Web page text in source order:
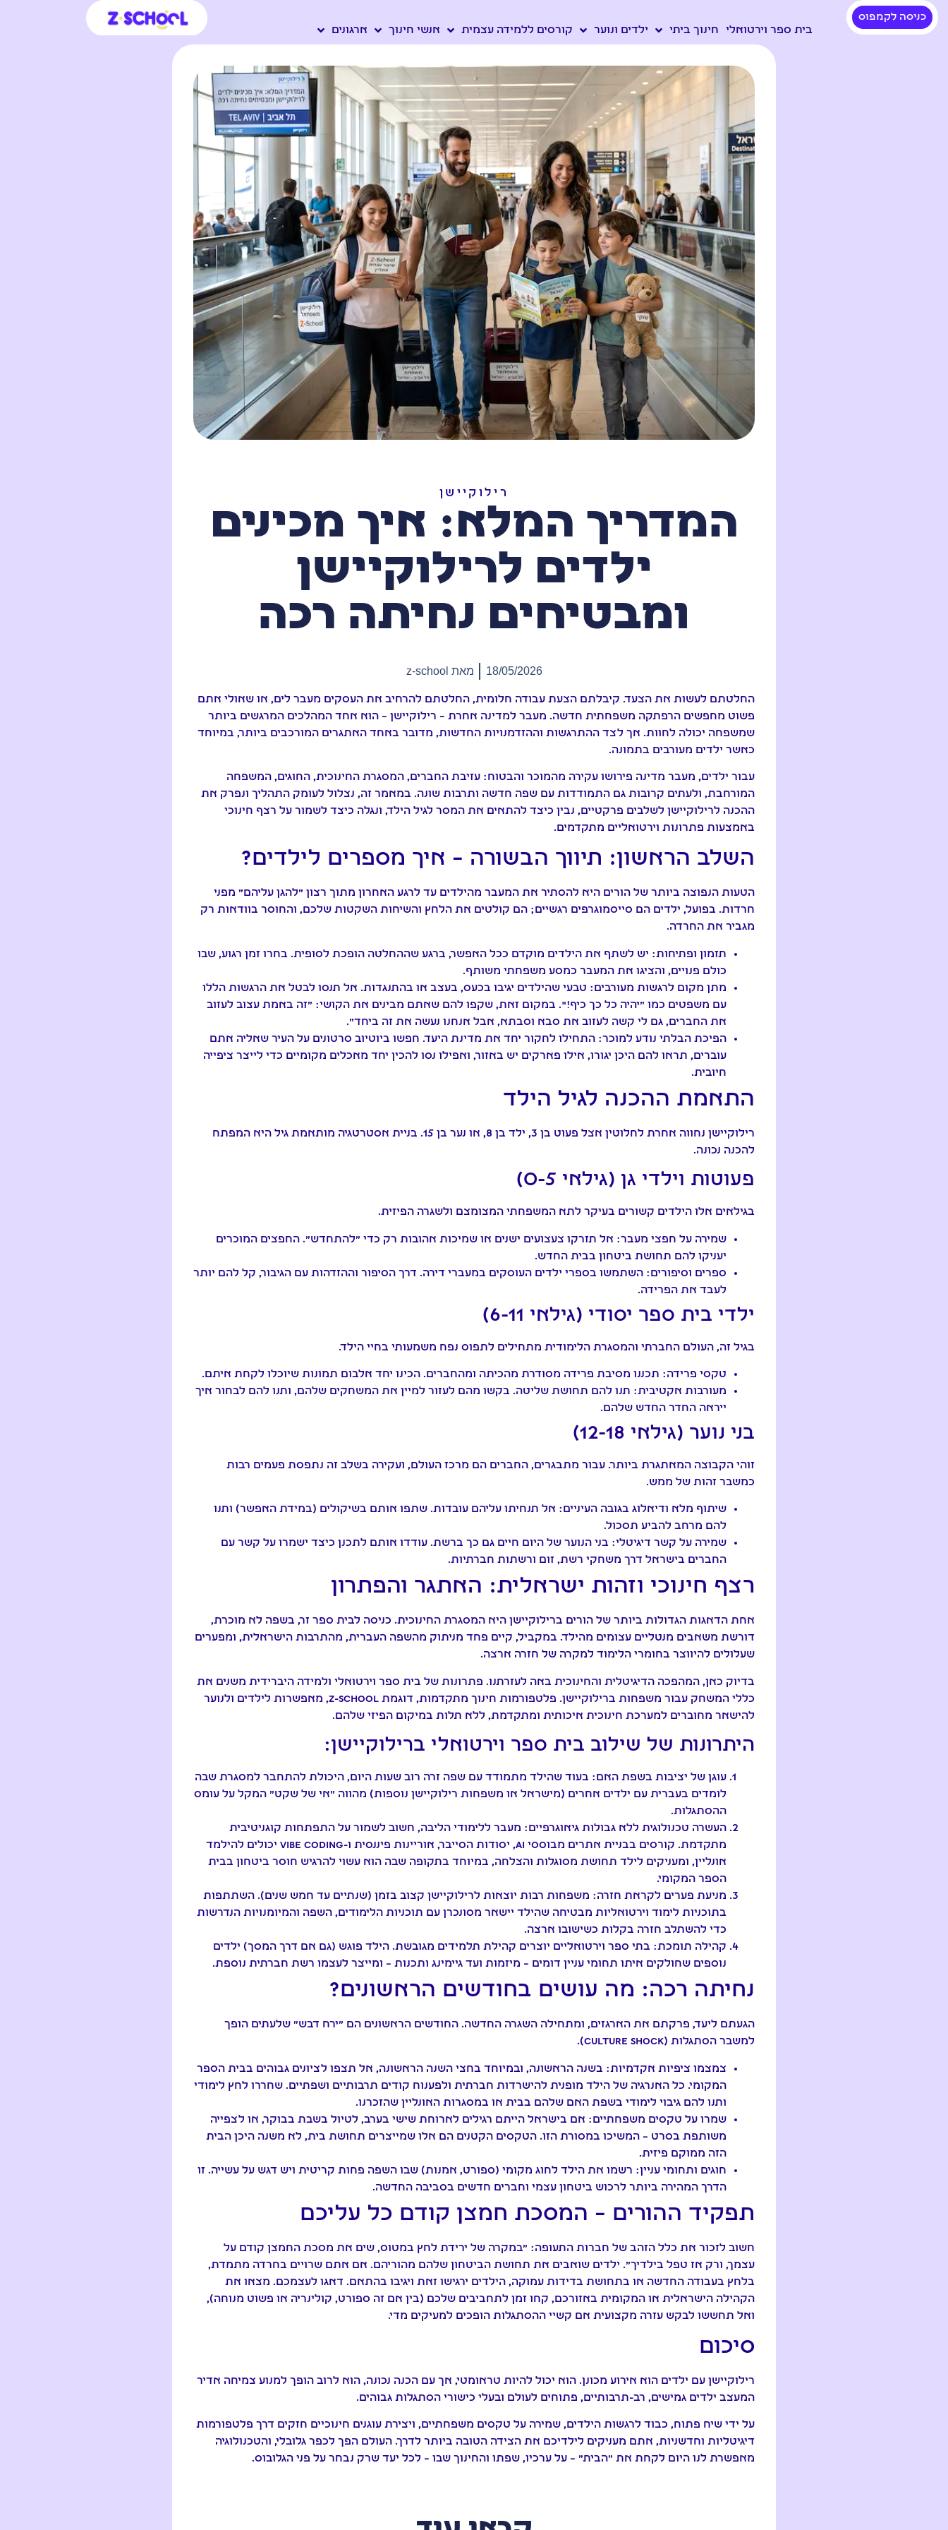
כניסה לקמפוס
בית ספר וירטואלי חינוך ביתי ילדים ונוער קורסים ללמידה עצמית אנשי חינוך ארגונים
רילוקיישן
המדריך המלא: איך מכינים
ילדים לרילוקיישן
ומבטיחים נחיתה רכה
18/05/2026 מאת
החלטתם לעשות את הצעד. קיבלתם הצעת עבודה חלומית, החלטתם להרחיב את העסקים מעבר לים, או שאולי אתם
פשוט מחפשים הרפתקה משפחתית חדשה. מעבר למדינה אחרת – רילוקיישן – הוא אחד המהלכים המרגשים ביותר
שמשפחה יכולה לחוות. אך לצד ההתרגשות וההזדמנויות החדשות, מדובר באחד האתגרים המורכבים ביותר, במיוחד
כאשר ילדים מעורבים בתמונה.
עבור ילדים, מעבר מדינה פירושו עקירה מהמוכר והבטוח: עזיבת החברים, המסגרת החינוכית, החוגים, המשפחה
המורחבת, ולעתים קרובות גם התמודדות עם שפה חדשה ותרבות שונה. במאמר זה, נצלול לעומק התהליך ונפרק את
ההכנה לרילוקיישן לשלבים פרקטיים, נבין כיצד להתאים את המסר לגיל הילד, ונגלה כיצד לשמור על רצף חינוכי
באמצעות פתרונות וירטואליים מתקדמים.
השלב הראשון: תיווך הבשורה – איך מספרים לילדים?
הטעות הנפוצה ביותר של הורים היא להסתיר את המעבר מהילדים עד לרגע האחרון מתוך רצון "להגן עליהם" מפני
חרדות. בפועל, ילדים הם סייסמוגרפים רגשיים; הם קולטים את הלחץ והשיחות השקטות שלכם, והחוסר בוודאות רק
מגביר את החרדה.
תזמון ופתיחות: יש לשתף את הילדים מוקדם ככל האפשר, ברגע שההחלטה הופכת לסופית. בחרו זמן רגוע, שבו
כולם פנויים, והציגו את המעבר כמסע משפחתי משותף.
מתן מקום לרגשות מעורבים: טבעי שהילדים יגיבו בכעס, בעצב או בהתנגדות. אל תנסו לבטל את הרגשות הללו
עם משפטים כמו "יהיה כל כך כיף!". במקום זאת, שקפו להם שאתם מבינים את הקושי: "זה באמת עצוב לעזוב
את החברים, גם לי קשה לעזוב את סבא וסבתא, אבל אנחנו נעשה את זה ביחד".
הפיכת הבלתי נודע למוכר: התחילו לחקור יחד את מדינת היעד. חפשו ביוטיוב סרטונים על העיר שאליה אתם
עוברים, תראו להם היכן יגורו, אילו פארקים יש באזור, ואפילו נסו להכין יחד מאכלים מקומיים כדי לייצר ציפייה
חיובית.
התאמת ההכנה לגיל הילד
רילוקיישן נחווה אחרת לחלוטין אצל פעוט בן 3, ילד בן 8, או נער בן 15. בניית אסטרטגיה מותאמת גיל היא המפתח
להכנה נכונה.
פעוטות וילדי גן (גילאי 0-5)
בגילאים אלו הילדים קשורים בעיקר לתא המשפחתי המצומצם ולשגרה הפיזית.
שמירה על חפצי מעבר: אל תזרקו צעצועים ישנים או שמיכות אהובות רק כדי "להתחדש". החפצים המוכרים
יעניקו להם תחושת ביטחון בבית החדש.
ספרים וסיפורים: השתמשו בספרי ילדים העוסקים במעברי דירה. דרך הסיפור וההזדהות עם הגיבור, קל להם יותר
לעבד את הפרידה.
ילדי בית ספר יסודי (גילאי 6-11)
בגיל זה, העולם החברתי והמסגרת הלימודית מתחילים לתפוס נפח משמעותי בחיי הילד.
טקסי פרידה: תכננו מסיבת פרידה מסודרת מהכיתה ומהחברים. הכינו יחד אלבום תמונות שיוכלו לקחת איתם.
מעורבות אקטיבית: תנו להם תחושת שליטה. בקשו מהם לעזור למיין את המשחקים שלהם, ותנו להם לבחור איך
ייראה החדר החדש שלהם.
בני נוער (גילאי 12-18)
זוהי הקבוצה המאתגרת ביותר. עבור מתבגרים, החברים הם מרכז העולם, ועקירה בשלב זה נתפסת פעמים רבות
כמשבר זהות של ממש.
שיתוף מלא ודיאלוג בגובה העיניים: אל תנחיתו עליהם עובדות. שתפו אותם בשיקולים (במידת האפשר) ותנו
להם מרחב להביע תסכול.
שמירה על קשר דיגיטלי: בני הנוער של היום חיים גם כך ברשת. עודדו אותם לתכנן כיצד ישמרו על קשר עם
החברים בישראל דרך משחקי רשת, זום ורשתות חברתיות.
רצף חינוכי וזהות ישראלית: האתגר והפתרון
אחת הדאגות הגדולות ביותר של הורים ברילוקיישן היא המסגרת החינוכית. כניסה לבית ספר זר, בשפה לא מוכרת,
דורשת משאבים מנטליים עצומים מהילד. במקביל, קיים פחד מניתוק מהשפה העברית, מהתרבות הישראלית, ומפערים
שעלולים להיווצר בחומרי הלימוד למקרה של חזרה ארצה.
בדיוק כאן, המהפכה הדיגיטלית והחינוכית באה לעזרתנו. פתרונות של בית ספר וירטואלי ולמידה היברידית משנים את
כללי המשחק עבור משפחות ברילוקיישן. פלטפורמות חינוך מתקדמות, דוגמת Z-School, מאפשרות לילדים ולנוער
להישאר מחוברים למערכת חינוכית איכותית ומתקדמת, ללא תלות במיקום הפיזי שלהם.
היתרונות של שילוב בית ספר וירטואלי ברילוקיישן:
עוגן של יציבות בשפת האם: בעוד שהילד מתמודד עם שפה זרה רוב שעות היום, היכולת להתחבר למסגרת שבה
לומדים בעברית עם ילדים אחרים (מישראל או משפחות רילוקיישן נוספות) מהווה "אי של שקט" המקל על עומס
ההסתגלות.
העשרה טכנולוגית ללא גבולות גיאוגרפיים: מעבר ללימודי הליבה, חשוב לשמור על התפתחות קוגניטיבית
מתקדמת. קורסים בבניית אתרים מבוססי AI, יסודות הסייבר, אוריינות פיננסית ו-Vibe Coding יכולים להילמד
אונליין, ומעניקים לילד תחושת מסוגלות והצלחה, במיוחד בתקופה שבה הוא עשוי להרגיש חוסר ביטחון בבית
הספר המקומי.
מניעת פערים לקראת חזרה: משפחות רבות יוצאות לרילוקיישן קצוב בזמן (שנתיים עד חמש שנים). השתתפות
בתוכניות לימוד וירטואליות מבטיחה שהילד יישאר מסונכרן עם תוכניות הלימודים, השפה והמיומנויות הנדרשות
כדי להשתלב חזרה בקלות כשישובו ארצה.
קהילה תומכת: בתי ספר וירטואליים יוצרים קהילת תלמידים מגובשת. הילד פוגש (גם אם דרך המסך) ילדים
נוספים שחולקים איתו תחומי עניין דומים – מיזמות ועד גיימינג ותכנות – ומייצר לעצמו רשת חברתית נוספת.
נחיתה רכה: מה עושים בחודשים הראשונים?
הגעתם ליעד, פרקתם את הארגזים, ומתחילה השגרה החדשה. החודשים הראשונים הם "ירח דבש" שלעתים הופך
למשבר הסתגלות (Culture Shock).
צמצמו ציפיות אקדמיות: בשנה הראשונה, ובמיוחד בחצי השנה הראשונה, אל תצפו לציונים גבוהים בבית הספר
המקומי. כל האנרגיה של הילד מופנית להישרדות חברתית ולפענוח קודים תרבותיים ושפתיים. שחררו לחץ לימודי
ותנו להם גיבוי לימודי בשפת האם שלהם בבית או במסגרות האונליין שהזכרנו.
שמרו על טקסים משפחתיים: אם בישראל הייתם רגילים לארוחת שישי בערב, לטיול בשבת בבוקר, או לצפייה
משותפת בסרט – המשיכו במסורת הזו. הטקסים הקטנים הם אלו שמייצרים תחושת בית, לא משנה היכן הבית
הזה ממוקם פיזית.
חוגים ותחומי עניין: רשמו את הילד לחוג מקומי (ספורט, אמנות) שבו השפה פחות קריטית ויש דגש על עשייה. זו
הדרך המהירה ביותר לרכוש ביטחון עצמי וחברים חדשים בסביבה החדשה.
תפקיד ההורים – המסכת חמצן קודם כל עליכם
חשוב לזכור את כלל הזהב של חברות התעופה: "במקרה של ירידת לחץ במטוס, שים את מסכת החמצן קודם על
עצמך, ורק אז טפל בילדיך". ילדים שואבים את תחושת הביטחון שלהם מהוריהם. אם אתם שרויים בחרדה מתמדת,
בלחץ בעבודה החדשה או בתחושת בדידות עמוקה, הילדים ירגישו זאת ויגיבו בהתאם. דאגו לעצמכם. מצאו את
הקהילה הישראלית או המקומית באזורכם, קחו זמן לתחביבים שלכם (בין אם זה ספורט, קולינריה או פשוט מנוחה),
ואל תחששו לבקש עזרה מקצועית אם קשיי ההסתגלות הופכים למעיקים מדי.
סיכום
רילוקיישן עם ילדים הוא אירוע מכונן. הוא יכול להיות טראומטי, אך עם הכנה נכונה, הוא לרוב הופך למנוע צמיחה אדיר
המעצב ילדים גמישים, רב-תרבותיים, פתוחים לעולם ובעלי כישורי הסתגלות גבוהים.
על ידי שיח פתוח, כבוד לרגשות הילדים, שמירה על טקסים משפחתיים, ויצירת עוגנים חינוכיים חזקים דרך פלטפורמות
דיגיטליות וחדשניות, אתם מעניקים לילדיכם את הצידה הטובה ביותר לדרך. העולם הפך לכפר גלובלי, והטכנולוגיה
מאפשרת לנו היום לקחת את "הבית" – על ערכיו, שפתו והחינוך שבו – לכל יעד שרק נבחר על פני הגלובוס.